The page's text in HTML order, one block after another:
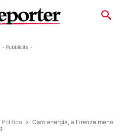
- Pubblicità -
Politica
Caro energia, a Firenze meno